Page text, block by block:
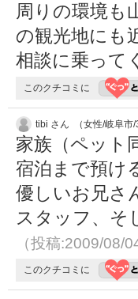
周りの環境も
の観光地にも
相談に乗って
このクチコミに
tibi さん （女性/岐阜市/
家族（ペット
宿泊まで預け
優しいお兄さ
スタッフ、そ
（投稿:2009/08/
このクチコミに